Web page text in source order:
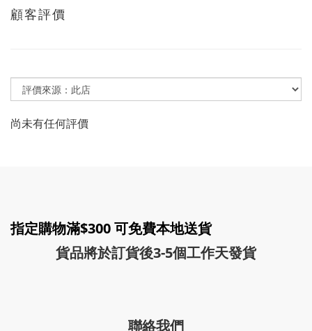
顧客評價
尚未有任何評價
指定購物滿$300 可免費本地送貨
貨品將於訂貨後3-5個工作天發貨
聯絡我們